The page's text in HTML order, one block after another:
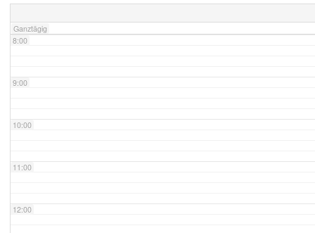
Ganztägig
8:00
9:00
10:00
11:00
12:00